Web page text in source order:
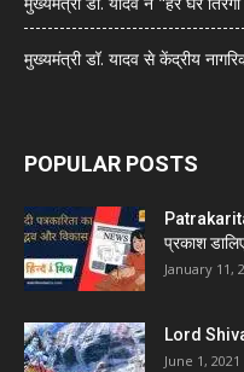
मुख्यमंत्री डॉ. यादव से केंद्रीय
POPULAR POSTS
Patrakarita
प्रकाश
January 11,
Lord Shiva
June 1, 2021